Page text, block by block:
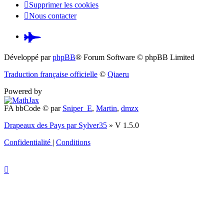
Supprimer les cookies
Nous contacter
Pardus.at
(S’ouvre
nouvel
Développé parphpBB® Forum Software © phpBB Limited
Traduction française officielle © Qiaeru
Powered by
FA bbCode © par Sniper_E, Martin, dmzx
Drapeaux des Pays par Sylver35 » V 1.5.0
Confidentialité | Conditions